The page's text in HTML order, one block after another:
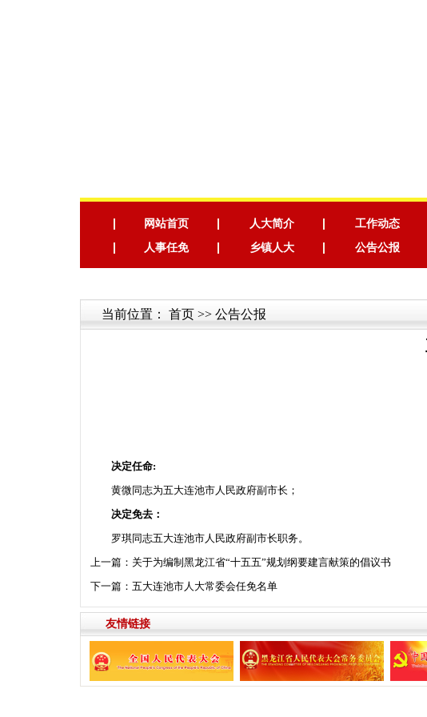
网站首页 人大简介 工作动态
人事任免
乡镇人大 公告公报
当前位置： 首页 >> 公告公报
决定任命:
黄微同志为五大连池市人民政府副市长；
决定免去：
罗琪同志五大连池市人民政府副市长职务。
上一篇： 关于为编制黑龙江省“十五五”规划纲要建言献策的倡议书
下一篇： 五大连池市人大常委会任免名单
友情链接